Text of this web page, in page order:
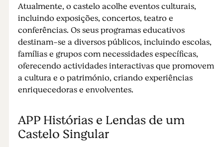
Atualmente, o castelo acolhe eventos culturais,
incluindo exposições, concertos, teatro e
conferências. Os seus programas educativos
destinam-se a diversos públicos, incluindo escolas,
famílias e grupos com necessidades específicas,
oferecendo actividades interactivas que promovem
a cultura e o património, criando experiências
enriquecedoras e envolventes.
APP Histórias e Lendas de um
Castelo Singular